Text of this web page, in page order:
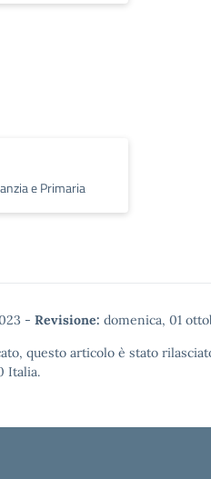
e Primaria
- Revisione: domenica, 01
questo articolo è stato
Italia.